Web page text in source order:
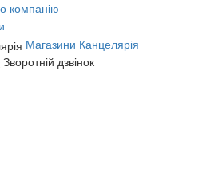
компанію
Магазини Канцелярія
Зворотній дзвінок